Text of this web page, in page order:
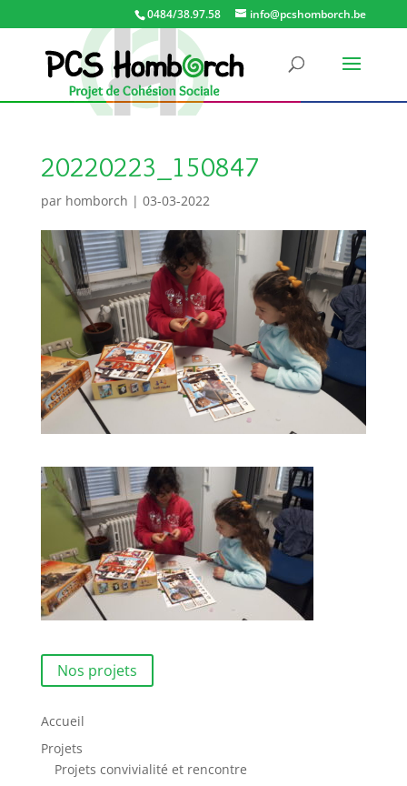
0484/38.97.58 info@pcshomborch.be
20220223_150847
par homborch | 03-03-2022
Nos projets
Accueil
Projets
Projets convivialité et rencontre